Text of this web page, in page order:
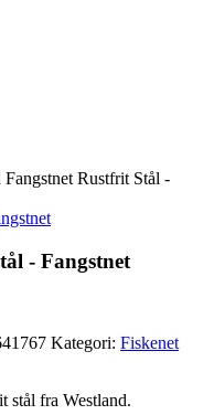
Fangstnet Rustfrit Stål -
- Fangstnet
Kategori: Fiskenet
stål fra Westland.